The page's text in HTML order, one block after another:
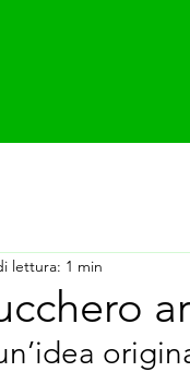
lettura: 1 min